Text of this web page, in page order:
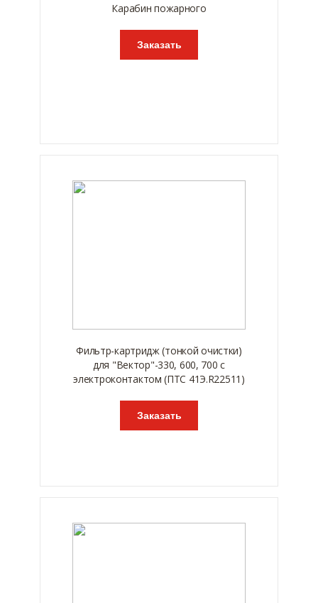
Карабин пожарного
Заказать
Фильтр-картридж (тонкой очистки)
для "Вектор"-330, 600, 700 с
электроконтактом (ПТС 41Э.R22511)
Заказать